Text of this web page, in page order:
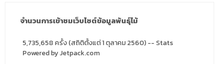
จำนวนการเข้าชมเว็บไซต์ข้อมูลพันธุ์ไม้
5,735,658 ครั้ง (สถิติตั้งแต่ 1 ตุลาคม 2560) -- Stats
Powered by Jetpack.com